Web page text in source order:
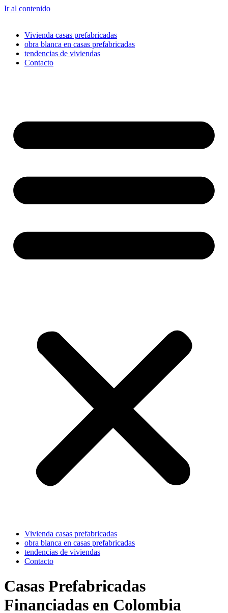
Ir al contenido
Vivienda casas prefabricadas
obra blanca en casas prefabricadas
tendencias de viviendas
Contacto
Vivienda casas prefabricadas
obra blanca en casas prefabricadas
tendencias de viviendas
Contacto
Casas Prefabricadas
Financiadas en Colombia